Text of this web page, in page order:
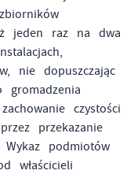
jeden raz na dwa
nie dopuszczając
czystości
przekazanie
podmiotów
właścicieli